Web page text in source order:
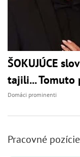
ŠOKUJÚCE
tajili...
Domáci prominenti
Pracovné pozície